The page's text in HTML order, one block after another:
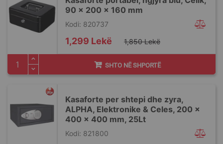
90 x 200 x 160 mm
Kodi: 820737
Special
Price
1,299 Lekë 1,850 Lekë
SHTO NË SHPORTË
Kasaforte per shtepi dhe zyra,
ALPHA, Elektronike & Celes, 200 x
400 x 400 mm, 25Lt
Kodi: 821800